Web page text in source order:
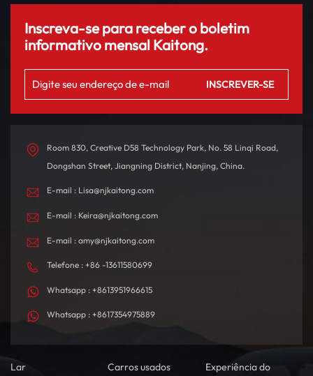
o ES8 acelera de 0 a 100
km/h em apenas 4,9
experiência de direção
emocionante. Com
autonomia de até 580 km
com uma única carga, foi
deslocamentos diários
quanto para viagens de
potente, juntamente com
sistemas inteligentes de
assistência à direção e teto
solar panorâmico para
uma experiência premium.
O interior é
meticulosamente
de alta qualidade, criando
um ambiente de condução
Inscreva-se para receber o boletim
informativo mensal Kaitong.
Room 830, Creative D58 Technology Park, No. 58 Linqi Road,
Dongshan Street, Jiangning District, Nanjing, China.
E-mail : Lisa@njkaitong.com
E-mail : Keira@njkaitong.com
E-mail : amy@njkaitong.com
Telefone : +86 -13611580699
Whatsapp : +8613951966615
Whatsapp : +8617354975889
Lar Carros usados Experiência do